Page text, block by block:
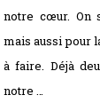
notre cœur. On
mais aussi pour
à faire. Déjà
notre …